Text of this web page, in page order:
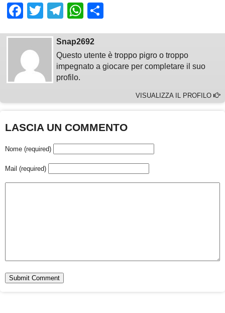
Facebook
TwitterTelegram
WhatsApp
Snap2692
Questo utente è troppo pigro o troppo
impegnato a giocare per completare il suo
profilo.
VISUALIZZA IL PROFILO
LASCIA UN COMMENTO
Nome (required)
Mail (required)